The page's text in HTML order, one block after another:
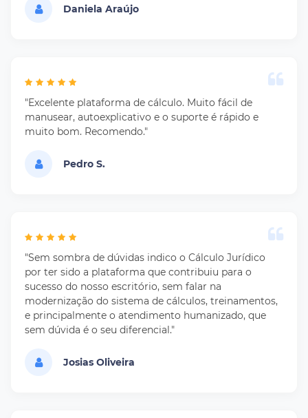
Daniela Araújo
"Excelente plataforma de cálculo. Muito fácil de
manusear, autoexplicativo e o suporte é rápido e
muito bom. Recomendo."
Pedro S.
"Sem sombra de dúvidas indico o Cálculo Jurídico
por ter sido a plataforma que contribuiu para o
sucesso do nosso escritório, sem falar na
modernização do sistema de cálculos, treinamentos,
e principalmente o atendimento humanizado, que
sem dúvida é o seu diferencial."
Josias Oliveira